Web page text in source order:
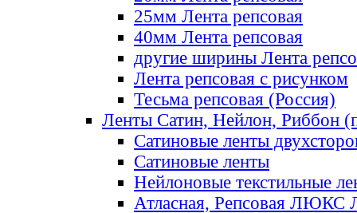
25мм Лента репсовая
40мм Лента репсовая
другие ширины Лента
Лента репсовая с рисунком
Тесьма репсовая (Россия)
Ленты Сатин, Нейлон, Риббон
Сатиновые ленты
Сатиновые ленты
Нейлоновые текстильные
Атласная, Репсовая ЛЮКС